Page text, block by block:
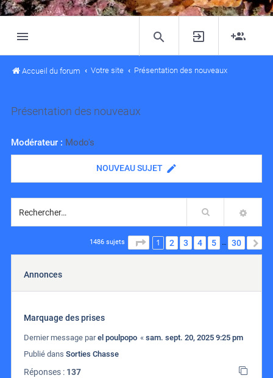
Accueil du forum Votre site Présentation des nouveaux
Présentation des nouveaux
Modérateur : Modo's
NOUVEAU SUJET
Rechercher
1486 sujets PAGE 1 SUR 30
1 2 3 4 5 … 30
Annonces
Marquage des prises
Dernier message parel poulpopo « sam. sept. 20, 2025 9:25 pm
Publié dans Sorties Chasse
Réponses : 137